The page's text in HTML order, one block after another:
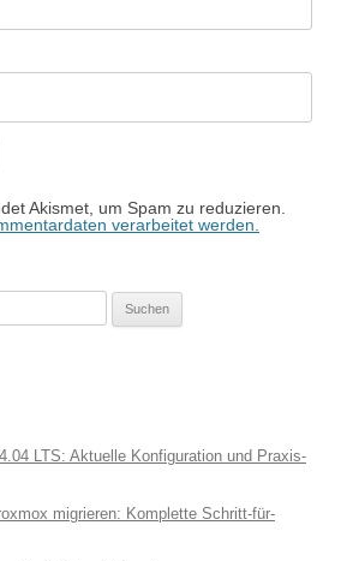
Akismet, um Spam zu reduzieren.
verarbeitet werden.
LTS: Aktuelle Konfiguration und Praxis-
migrieren: Komplette Schritt-für-